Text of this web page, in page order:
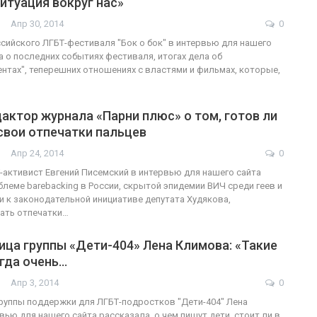
Апр 30, 2014
0
ЛГБТ-фестиваля "Бок о бок" в интервью для нашего
о последних событиях фестиваля, итогах дела об
теперешних отношениях с властями и фильмах, которые,
журнала «Парни плюс» о том, готов ли
отпечатки пальцев
Апр 24, 2014
0
Евгений Писемский в интервью для нашего сайта
barebacking в России, скрытой эпидемии ВИЧ среди геев и
законодательной инициативе депутата Худякова,
отпечатки…
группы «Дети-404» Лена Климова: «Такие
очень…
Апр 3, 2014
0
поддержки для ЛГБТ-подростков "Дети-404" Лена
ФОТО
ГЕЙ-АЛЬЯНС УКРАИНА Июл 27, 2017 0